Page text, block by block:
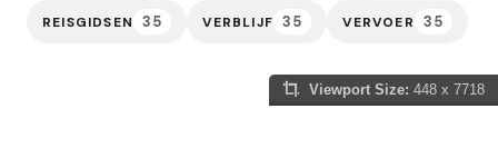
REISGIDSEN 35 VERBLIJF 35 VERVOER 35
Viewport Size: 448 x 7718